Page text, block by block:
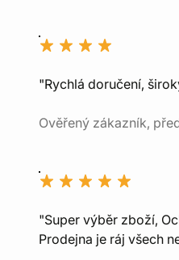
"Rychlá doručení,
Ověřený zákazník,
"Super výběr zboží,
Prodejna je ráj všech